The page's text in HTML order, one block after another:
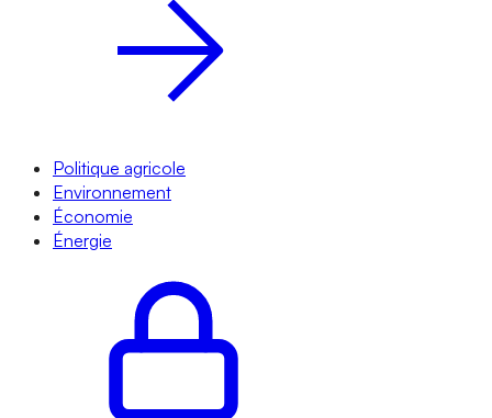
Politique agricole
Environnement
Économie
Énergie